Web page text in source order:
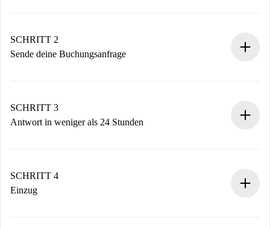
Du erhältst alle notwendigen Informationen im Voraus.
SCHRITT 2
Sende deine Buchungsanfrage
Denk daran, dass wir dich erst belasten, wenn der
Vermieter zustimmt.
SCHRITT 3
Antwort in weniger als 24 Stunden
stellen den Kontakt her.
Wenn der Vermieter ablehnen muss, entstehen keine
SCHRITT 4
Einzug